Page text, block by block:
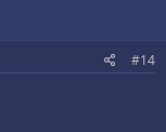
#14